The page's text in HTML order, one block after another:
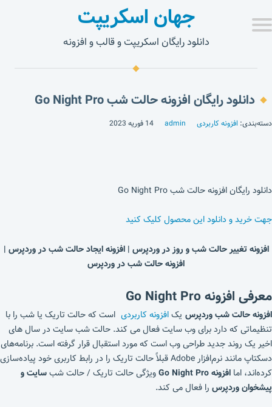
جهان اسکریپت
دانلود رایگان اسکریپت و قالب و افزونه
دانلود رایگان افزونه حالت شب Go Night Pro
دسته‌بندی: افزونه کاربردی admin 14 فوریه 2023
دانلود رایگان افزونه حالت شب Go Night Pro
جهت خرید و دانلود این محصول کلیک کنید
افزونه تغییر حالت شب و روز در وردپرس | افزونه ایجاد حالت شب در وردپرس |
افزونه حالت شب در وردپرس
معرفی افزونه Go Night Pro
افزونه حالت شب وردپرس یکافزونه کاربردی است که حالت تاریک یا شب را با
تنظیماتی که دارد برای وب سایت فعال می کند. حالت شب سایت در سال های
اخیر یک روند جدید طراحی وب است که مورد استقبال قرار گرفته است. برنامه‌های
دسکتاپ مانند نرم‌افزار Adobe قبلاً حالت تاریک را در رابط کاربری خود پیاده‌سازی
کرده‌اند، اما افزونه Go Night Pro ویژگی حالت تاریک / حالت شبسایت و
پیشخوان وردپرس را فعال می کند.